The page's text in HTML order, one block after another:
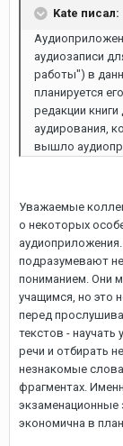
Kate писал:
аудиозаписи
работы") в
планируется
редакции книги
аудирования,
вышло
Уважаемые
о некоторых
подразумевают
пониманием. Они
учащимся, но это
перед
текстов -
речи и отбирать
незнакомые
фрагментах.
экзаменационные
экономична в